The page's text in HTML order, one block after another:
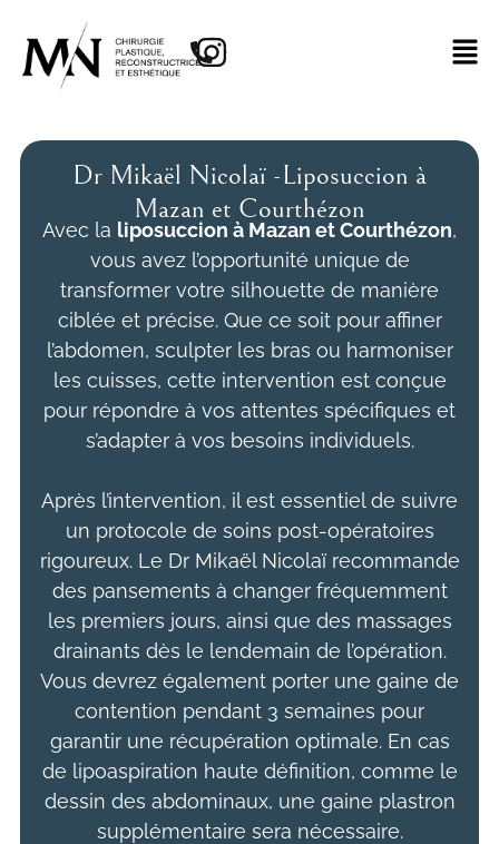
Dr Mikaël Nicolaï -Liposuccion à
Mazan et Courthézon
Avec la liposuccion à Mazan et Courthézon,
vous avez l’opportunité unique de
transformer votre silhouette de manière
ciblée et précise. Que ce soit pour affiner
l’abdomen, sculpter les bras ou harmoniser
les cuisses, cette intervention est conçue
pour répondre à vos attentes spécifiques et
s’adapter à vos besoins individuels.
Après l’intervention, il est essentiel de suivre
un protocole de soins post-opératoires
rigoureux. Le Dr Mikaël Nicolaï recommande
des pansements à changer fréquemment
les premiers jours, ainsi que des massages
drainants dès le lendemain de l’opération.
Vous devrez également porter une gaine de
contention pendant 3 semaines pour
garantir une récupération optimale. En cas
de lipoaspiration haute définition, comme le
dessin des abdominaux, une gaine plastron
supplémentaire sera nécessaire.